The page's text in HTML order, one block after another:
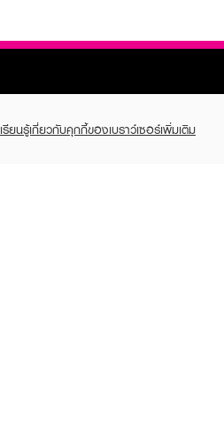
เรียนรู้เกี่ยวกับคุกกี้ของเบราว์เซอร์เพิ่มเติม